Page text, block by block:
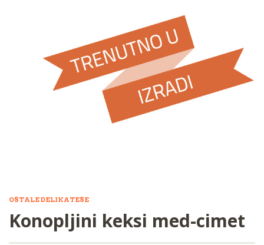
OSTALE DELIKATESE
Konopljini keksi med-cimet